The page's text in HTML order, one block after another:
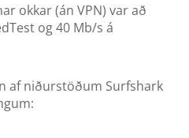
okkar (án VPN) var að
og 40 Mb/s á
af niðurstöðum Surfshark